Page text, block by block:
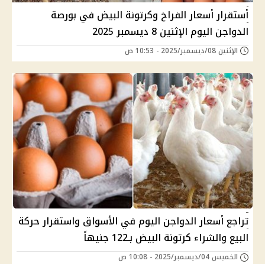
أستقرار أسعار الفراخ وكرتونة البيض في بورصة
الدواجن اليوم الإثنين 8 ديسمبر 2025
الإثنين 08/ديسمبر/2025 - 10:53 ص
تراجع أسعار الدواجن اليوم في الأسواق واستقرار حركة
البيع والشراء كرتونة البيض بـ122 جنيهاً
الخميس 04/ديسمبر/2025 - 10:08 ص